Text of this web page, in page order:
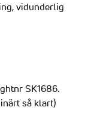
vidunderlig
SK1686.
så klart)